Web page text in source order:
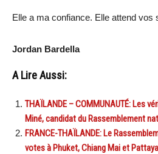
Elle a ma confiance. Elle attend vos
Jordan Bardella
A Lire Aussi:
THAÏLANDE – COMMUNAUTÉ: Les
Miné, candidat du Rassemblement
FRANCE-THAÏLANDE: Le
votes à Phuket, Chiang Mai et Pattaya